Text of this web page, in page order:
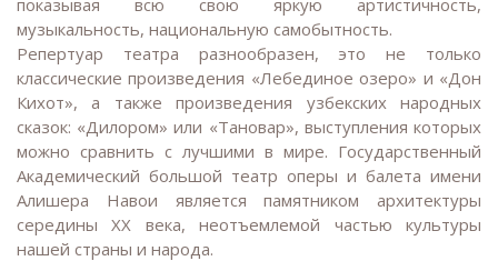
показывая всю свою яркую артистичность,
музыкальность, национальную самобытность.
Репертуар театра разнообразен, это не только
классические произведения «Лебединое озеро» и «Дон
Кихот», а также произведения узбекских народных
сказок: «Дилором» или «Тановар», выступления которых
можно сравнить с лучшими в мире. Государственный
Академический большой театр оперы и балета имени
Алишера Навои является памятником архитектуры
середины XX века, неотъемлемой частью культуры
нашей страны и народа.